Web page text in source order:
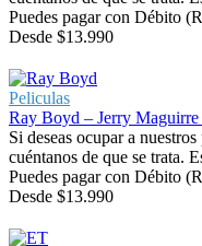
Puedes pagar con Débito
Desde $13.990
Peliculas
Ray Boyd – Jerry
Si deseas ocupar a
cuéntanos de que se trata.
Puedes pagar con Débito
Desde $13.990